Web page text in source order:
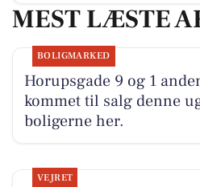
MEST LÆSTE
BOLIGMARKED
Horupsgade 9 og 1
kommet til salg denne
boligerne her.
VEJRET